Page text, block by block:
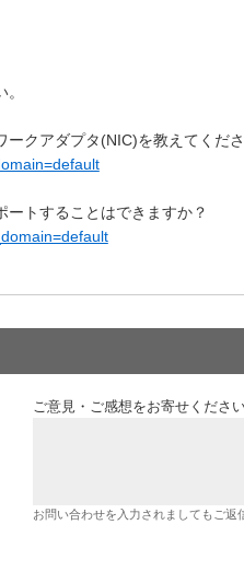
クアダプタ(NIC)を教えてくださ
トすることはできますか？
ご意見・ご感想をお寄せくださ
お問い合わせを入力されましてもご返